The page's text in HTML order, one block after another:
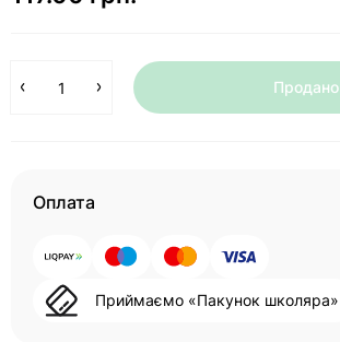
Продано
Оплата
Приймаємо «Пакунок школяра»